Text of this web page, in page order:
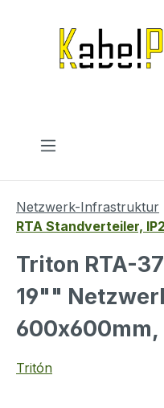
Netzwerk-Infrastruktur
RTA Standverteiler,
Triton RTA-
19""
600x600mm,
Tritón